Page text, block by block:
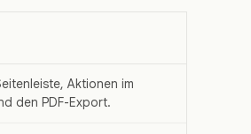
Aktionen im
den PDF-Export.